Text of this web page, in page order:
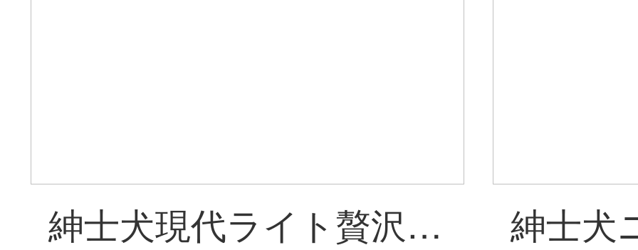
紳士犬現代ライト贅沢オーダーメイド絨毯客間茶卓絨毯純色ウール絨毯ベッドルーム毛布DZ 0266-1 300*400 cmじゅうたん